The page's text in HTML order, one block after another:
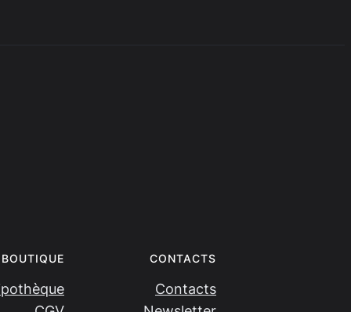
BOUTIQUE CONTACTS
Contacts